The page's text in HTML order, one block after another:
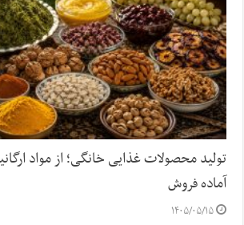
تولید محصولات غذایی خانگی؛ از مواد
آماده فروش
۱۴۰۵/۰۵/۱۵